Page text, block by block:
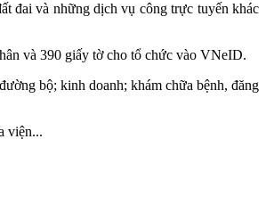
đai và những dịch vụ công trực tuyến khác
và 390 giấy tờ cho tổ chức vào VNeID.
bộ; kinh doanh; khám chữa bệnh, đăng
viện...